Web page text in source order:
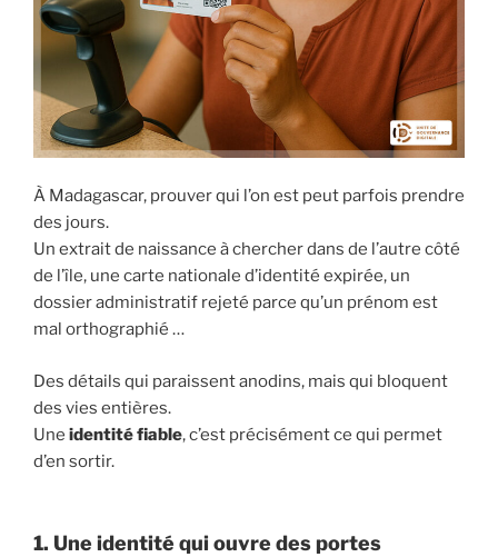
À Madagascar, prouver qui l’on est peut parfois prendre
des jours.
Un extrait de naissance à chercher dans de l’autre côté
de l’île, une carte nationale d’identité expirée, un
dossier administratif rejeté parce qu’un prénom est
mal orthographié …
Des détails qui paraissent anodins, mais qui bloquent
des vies entières.
Une identité fiable, c’est précisément ce qui permet
d’en sortir.
1. Une identité qui ouvre des portes